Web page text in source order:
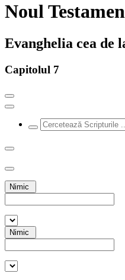
Noul
Evanghelia cea de
Capitolul 7
Nimic
Nimic